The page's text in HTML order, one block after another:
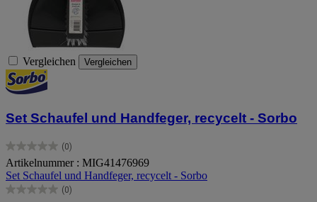
Vergleichen Vergleichen
Set Schaufel und Handfeger, recycelt - Sorbo
(0)
0.0
von
5
Sternen.
Artikelnummer : MIG41476969
Set Schaufel und Handfeger, recycelt - Sorbo
(0)
0.0